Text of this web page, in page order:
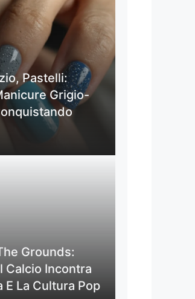
Pastelli:
Grigio-
Grounds:
Calcio Incontra
E La Cultura Pop